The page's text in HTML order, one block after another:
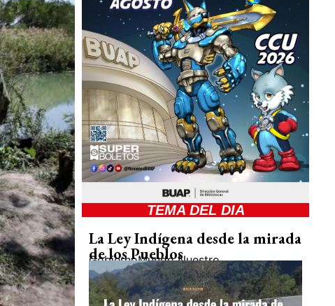
TEMA DEL DIA
La Ley Indígena desde la mirada
de los Pueblos
GobiernoMundo Nuestro